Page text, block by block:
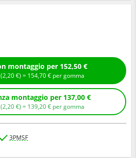
Compra con montaggio per 152,50 €
+ Ecotassa: (2,20€ ) = 154,70€ per gomma
Compra senza montaggio per 137,00 €
+ Ecotassa: (2,20€ ) = 139,20€ per gomma
3PMSF